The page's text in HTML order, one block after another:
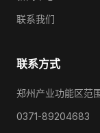
联系我们
联系方式
郑州产业功能区范
0371-89204683